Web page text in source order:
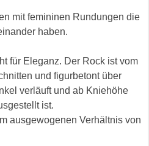
mit femininen Rundungen die
haben.
für Eleganz. Der Rock ist vom
und figurbetont über
verläuft und ab Kniehöhe
ist.
ausgewogenen Verhältnis von